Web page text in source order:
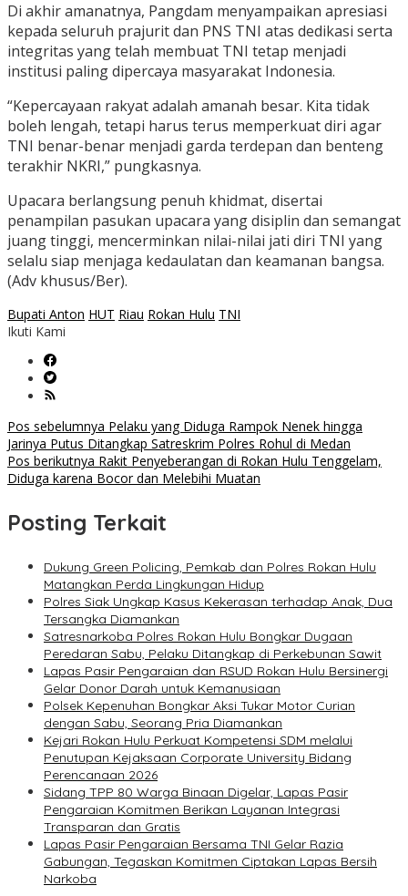
Di akhir amanatnya, Pangdam menyampaikan apresiasi
kepada seluruh prajurit dan PNS TNI atas dedikasi serta
integritas yang telah membuat TNI tetap menjadi
institusi paling dipercaya masyarakat Indonesia.
“Kepercayaan rakyat adalah amanah besar. Kita tidak
boleh lengah, tetapi harus terus memperkuat diri agar
TNI benar-benar menjadi garda terdepan dan benteng
terakhir NKRI,” pungkasnya.
Upacara berlangsung penuh khidmat, disertai
penampilan pasukan upacara yang disiplin dan semangat
juang tinggi, mencerminkan nilai-nilai jati diri TNI yang
selalu siap menjaga kedaulatan dan keamanan bangsa.
(Adv khusus/Ber).
Bupati Anton HUT Riau Rokan Hulu TNI
Ikuti Kami
Navigasi
pos
Pos sebelumnya Pelaku yang Diduga Rampok Nenek hingga
Jarinya Putus Ditangkap Satreskrim Polres Rohul di Medan
Pos berikutnya Rakit Penyeberangan di Rokan Hulu Tenggelam,
Diduga karena Bocor dan Melebihi Muatan
Posting Terkait
Dukung Green Policing, Pemkab dan Polres Rokan Hulu
Matangkan Perda Lingkungan Hidup
Polres Siak Ungkap Kasus Kekerasan terhadap Anak, Dua
Tersangka Diamankan
Satresnarkoba Polres Rokan Hulu Bongkar Dugaan
Peredaran Sabu, Pelaku Ditangkap di Perkebunan Sawit
Lapas Pasir Pengaraian dan RSUD Rokan Hulu Bersinergi
Gelar Donor Darah untuk Kemanusiaan
Polsek Kepenuhan Bongkar Aksi Tukar Motor Curian
dengan Sabu, Seorang Pria Diamankan
Kejari Rokan Hulu Perkuat Kompetensi SDM melalui
Penutupan Kejaksaan Corporate University Bidang
Perencanaan 2026
Sidang TPP 80 Warga Binaan Digelar, Lapas Pasir
Pengaraian Komitmen Berikan Layanan Integrasi
Transparan dan Gratis
Lapas Pasir Pengaraian Bersama TNI Gelar Razia
Gabungan, Tegaskan Komitmen Ciptakan Lapas Bersih
Narkoba